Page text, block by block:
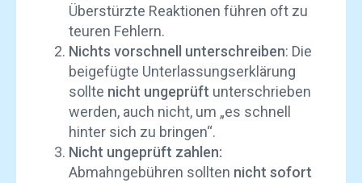
Überstürzte Reaktionen führen oft zu
teuren Fehlern.
Nichts vorschnell unterschreiben: Die
beigefügte Unterlassungserklärung
sollte nicht ungeprüft unterschrieben
werden, auch nicht, um „es schnell
hinter sich zu bringen“.
Nicht ungeprüft zahlen:
Abmahngebühren sollten nicht sofort